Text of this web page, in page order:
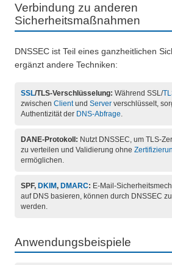
Verbindung zu anderen
Sicherheitsmaßnahmen
DNSSEC ist Teil eines ganzheitlichen
ergänzt andere Techniken:
SSL/TLS-Verschlüsselung: Während SSL/
zwischen Clientund Server verschlüsselt,
Authentizität der DNS-Abfrage
DANE-Protokoll: Nutzt DNSSEC, um TLS-
zu verteilen und Validierung ohne
ermöglichen.
SPF, DKIM, DMARC: E-Mail-
auf DNS basieren, können durch DNSSEC
werden.
Anwendungsbeispiele